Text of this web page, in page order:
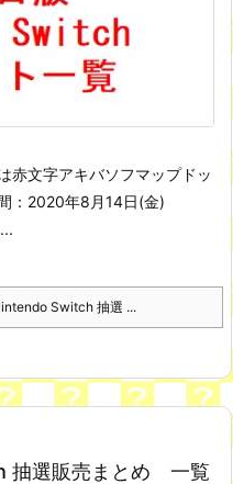
赤文字アキバソフマップドッ
：2020年8月14日(金)
Switch 抽選 ...
抽選販売まとめ 一覧